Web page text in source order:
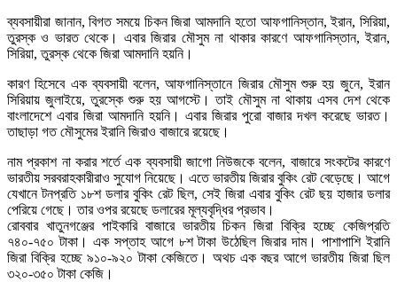
ব্যবসায়ীরা জানান, বিগত সময়ে চিকন জিরা আমদানি হতো আফগানিস্তান, ইরান, সিরিয়া,
তুরস্ক ও ভারত থেকে। এবার জিরার মৌসুম না থাকার কারণে আফগানিস্তান, ইরান,
সিরিয়া, তুরস্ক থেকে জিরা আমদানি হয়নি।
কারণ হিসেবে এক ব্যবসায়ী বলেন, আফগানিস্তানে জিরার মৌসুম শুরু হয় জুনে, ইরান
সিরিয়ায় জুলাইয়ে, তুরস্কে শুরু হয় আগস্টে। তাই মৌসুম না থাকায় এসব দেশ থেকে
বাংলাদেশে এবার জিরা আমদানি হয়নি। এবার জিরার পুরো বাজার দখল করেছে ভারত।
তাছাড়া গত মৌসুমের ইরানি জিরাও বাজারে রয়েছে।
নাম প্রকাশ না করার শর্তে এক ব্যবসায়ী জাগো নিউজকে বলেন, বাজারে সংকটের কারণে
ভারতীয় সরবরাহকারীরাও সুযোগ নিয়েছে। এতে ভারতীয় জিরার বুকিং রেট বেড়েছে। আগে
যেখানে টনপ্রতি ১৮শ ডলার বুকিং রেট ছিল, সেই জিরা এবার বুকিং রেট ছয় হাজার ডলার
পেরিয়ে গেছে। তার ওপর রয়েছে ডলারের মূল্যবৃদ্ধির প্রভাব।
রোববার খাতুনগঞ্জের পাইকারি বাজারে ভারতীয় চিকন জিরা বিক্রি হচ্ছে কেজিপ্রতি
৭৪০-৭৫০ টাকা। এক সপ্তাহ আগে ৮শ টাকা উঠেছিল জিরার দাম। পাশাপাশি ইরানি
জিরা বিক্রি হচ্ছে ৯১০-৯২০ টাকা কেজিতে। অথচ এক বছর আগে ভারতীয় জিরা ছিল
৩২০-৩৫০ টাকা কেজি।